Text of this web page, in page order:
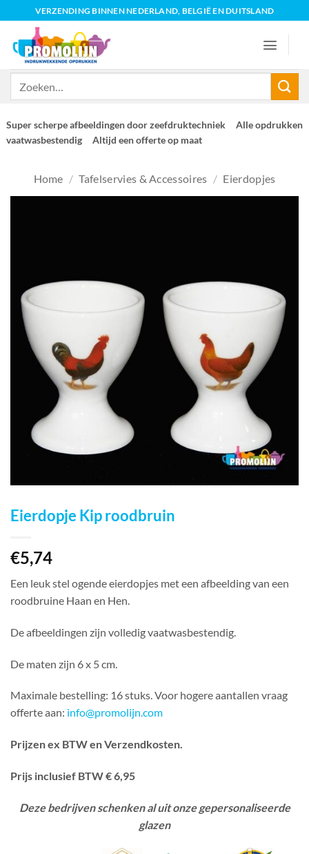
naar
inhoud
VERZENDING BINNEN NEDERLAND, BELGIË EN DUITSLAND
Super scherpe afbeeldingen door zeefdruktechniek Alle opdrukken
vaatwasbestendig Altijd een offerte op maat
Home / Tafelservies & Accessoires / Eierdopjes
Eierdopje Kip roodbruin
€5,74
Een leuk stel ogende eierdopjes met een afbeelding van een
roodbruine Haan en Hen.
De afbeeldingen zijn volledig vaatwasbestendig.
De maten zijn 6 x 5 cm.
Maximale bestelling: 16 stuks. Voor hogere aantallen vraag
offerte aan: info@promolijn.com
Prijzen ex BTW en Verzendkosten.
Prijs inclusief BTW € 6,95
Deze bedrijven schenken al uit onze gepersonaliseerde
glazen